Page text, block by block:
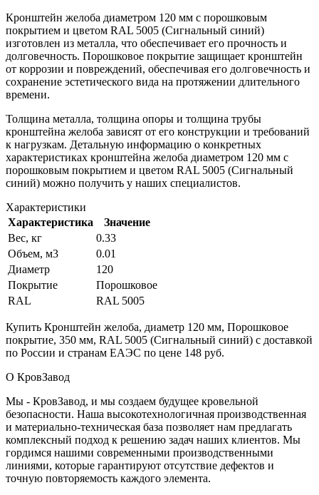
Кронштейн желоба диаметром 120 мм с порошковым
покрытием и цветом RAL 5005 (Сигнальный синий)
изготовлен из металла, что обеспечивает его прочность и
долговечность. Порошковое покрытие защищает кронштейн
от коррозии и повреждений, обеспечивая его долговечность и
сохранение эстетического вида на протяжении длительного
времени.
Толщина металла, толщина опоры и толщина трубы
кронштейна желоба зависят от его конструкции и требований
к нагрузкам. Детальную информацию о конкретных
характеристиках кронштейна желоба диаметром 120 мм с
порошковым покрытием и цветом RAL 5005 (Сигнальный
синий) можно получить у наших специалистов.
Характеристики
Характеристика
Значение
Вес, кг
0.33
Объем, м3
0.01
Диаметр
120
Покрытие
Порошковое
RAL
RAL 5005
Купить Кронштейн желоба, диаметр 120 мм, Порошковое
покрытие, 350 мм, RAL 5005 (Сигнальный синий) с доставкой
по России и странам ЕАЭС по цене 148 руб.
О КровЗавод
Мы - КровЗавод, и мы создаем будущее кровельной
безопасности. Наша высокотехнологичная производственная
и материально-техническая база позволяет нам предлагать
комплексный подход к решению задач наших клиентов. Мы
гордимся нашими современными производственными
линиями, которые гарантируют отсутствие дефектов и
точную повторяемость каждого элемента.